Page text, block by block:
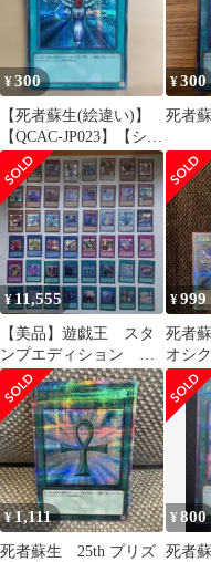
¥300
【死者蘇生(絵違い)】
【QCAC-JP023】【シク
1枚】
¥300
死者
¥11,555
【美品】遊戯王 スタ
ンプエディション シ
ークレット48枚コンプ
リートセット
¥999
死者
オシ
¥1,111
死者蘇生 25th プリズ
¥800
死者